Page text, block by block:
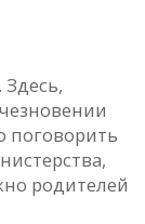
поговорить
родителей